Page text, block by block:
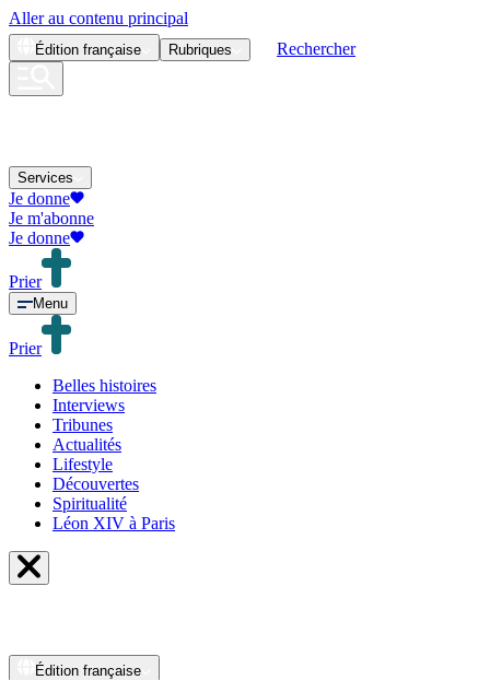
Aller au contenu principal
Édition française Rubriques Rechercher
Services
Je donne
Je m'abonne
Je donne
Prier
Menu
Prier
Belles histoires
Interviews
Tribunes
Actualités
Lifestyle
Découvertes
Spiritualité
Léon XIV à Paris
Édition française